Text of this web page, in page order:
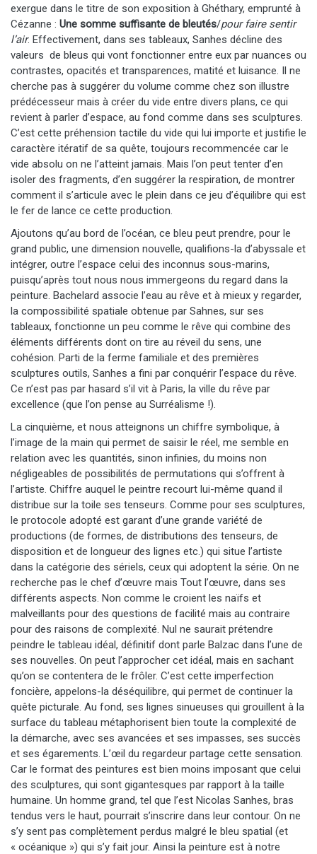
exergue dans le titre de son exposition à Ghéthary, emprunté à
Cézanne : Une somme suffisante de bleutés/pour faire sentir
l’air. Effectivement, dans ses tableaux, Sanhes décline des
valeurs de bleus qui vont fonctionner entre eux par nuances ou
contrastes, opacités et transparences, matité et luisance. Il ne
cherche pas à suggérer du volume comme chez son illustre
prédécesseur mais à créer du vide entre divers plans, ce qui
revient à parler d’espace, au fond comme dans ses sculptures.
C’est cette préhension tactile du vide qui lui importe et justifie le
caractère itératif de sa quête, toujours recommencée car le
vide absolu on ne l’atteint jamais. Mais l’on peut tenter d’en
isoler des fragments, d’en suggérer la respiration, de montrer
comment il s’articule avec le plein dans ce jeu d’équilibre qui est
le fer de lance ce cette production.
Ajoutons qu’au bord de l’océan, ce bleu peut prendre, pour le
grand public, une dimension nouvelle, qualifions-la d’abyssale et
intégrer, outre l’espace celui des inconnus sous-marins,
puisqu’après tout nous nous immergeons du regard dans la
peinture. Bachelard associe l’eau au rêve et à mieux y regarder,
la compossibilité spatiale obtenue par Sahnes, sur ses
tableaux, fonctionne un peu comme le rêve qui combine des
éléments différents dont on tire au réveil du sens, une
cohésion. Parti de la ferme familiale et des premières
sculptures outils, Sanhes a fini par conquérir l’espace du rêve.
Ce n’est pas par hasard s’il vit à Paris, la ville du rêve par
excellence (que l’on pense au Surréalisme !).
La cinquième, et nous atteignons un chiffre symbolique, à
l’image de la main qui permet de saisir le réel, me semble en
relation avec les quantités, sinon infinies, du moins non
négligeables de possibilités de permutations qui s’offrent à
l’artiste. Chiffre auquel le peintre recourt lui-même quand il
distribue sur la toile ses tenseurs. Comme pour ses sculptures,
le protocole adopté est garant d’une grande variété de
productions (de formes, de distributions des tenseurs, de
disposition et de longueur des lignes etc.) qui situe l’artiste
dans la catégorie des sériels, ceux qui adoptent la série. On ne
recherche pas le chef d’œuvre mais Tout l’œuvre, dans ses
différents aspects. Non comme le croient les naïfs et
malveillants pour des questions de facilité mais au contraire
pour des raisons de complexité. Nul ne saurait prétendre
peindre le tableau idéal, définitif dont parle Balzac dans l’une de
ses nouvelles. On peut l’approcher cet idéal, mais en sachant
qu’on se contentera de le frôler. C’est cette imperfection
foncière, appelons-la déséquilibre, qui permet de continuer la
quête picturale. Au fond, ses lignes sinueuses qui grouillent à la
surface du tableau métaphorisent bien toute la complexité de
la démarche, avec ses avancées et ses impasses, ses succès
et ses égarements. L’œil du regardeur partage cette sensation.
Car le format des peintures est bien moins imposant que celui
des sculptures, qui sont gigantesques par rapport à la taille
humaine. Un homme grand, tel que l’est Nicolas Sanhes, bras
tendus vers le haut, pourrait s’inscrire dans leur contour. On ne
s’y sent pas complètement perdus malgré le bleu spatial (et
« océanique ») qui s’y fait jour. Ainsi la peinture est à notre